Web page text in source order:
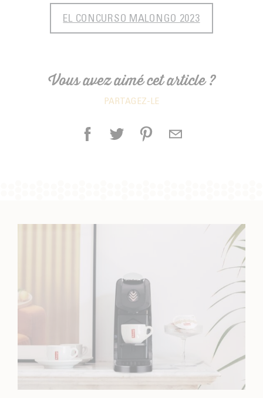
EL CONCURSO MALONGO 2023
Vous avez aimé cet article ?
PARTAGEZ-LE